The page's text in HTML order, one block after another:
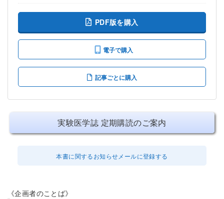
PDF版を購入
電子で購入
記事ごとに購入
実験医学誌 定期購読のご案内
本書に関するお知らせメールに登録する
《企画者のことば》